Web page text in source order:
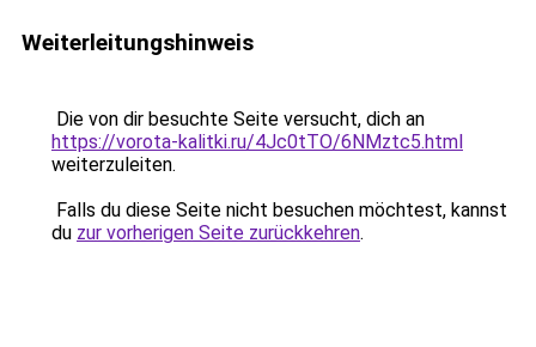
Weiterleitungshinweis
Die von dir besuchte Seite versucht, dich an
https://vorota-kalitki.ru/4Jc0tTO/6NMztc5.html
weiterzuleiten.
Falls du diese Seite nicht besuchen möchtest, kannst
du zur vorherigen Seite zurückkehren.